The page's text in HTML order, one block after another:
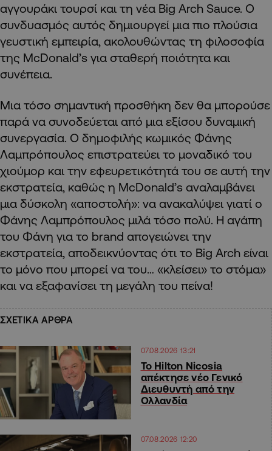
αγγουράκι τουρσί και τη νέα Big Arch Sauce. Ο
συνδυασμός αυτός δημιουργεί μια πιο πλούσια
γευστική εμπειρία, ακολουθώντας τη φιλοσοφία
της McDonald’s για σταθερή ποιότητα και
συνέπεια.
Μια τόσο σημαντική προσθήκη δεν θα μπορούσε
παρά να συνοδεύεται από μια εξίσου δυναμική
συνεργασία. Ο δημοφιλής κωμικός Φάνης
Λαμπρόπουλος επιστρατεύει το μοναδικό του
χιούμορ και την εφευρετικότητά του σε αυτή την
εκστρατεία, καθώς η McDonald’s αναλαμβάνει
μια δύσκολη «αποστολή»: να ανακαλύψει γιατί ο
Φάνης Λαμπρόπουλος μιλά τόσο πολύ. Η αγάπη
του Φάνη για το brand απογειώνει την
εκστρατεία, αποδεικνύοντας ότι το Big Arch είναι
το μόνο που μπορεί να του… «κλείσει» το στόμα»
και να εξαφανίσει τη μεγάλη του πείνα!
ΣΧΕΤΙΚΑ ΑΡΘΡΑ
07.08.2026 13:21
Το Hilton Nicosia
απέκτησε νέο Γενικό
Διευθυντή από την
Ολλανδία
07.08.2026 12:20